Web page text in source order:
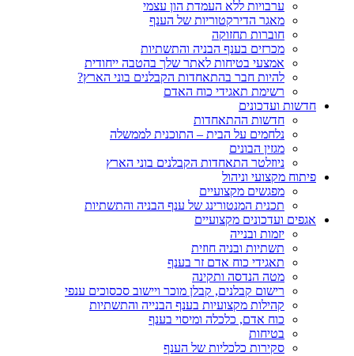
ערבויות ללא העמדת הון עצמי
מאגר הדירקטוריות של הענף
חוברות תחזוקה
מכרזים בענף הבניה והתשתיות
אמצעי בטיחות לאתר שלך בהטבה ייחודית
להיות חבר בהתאחדות הקבלנים בוני הארץ?
רשימת תאגידי כוח האדם
חדשות ועדכונים
חדשות ההתאחדות
נלחמים על הבית – התוכנית לממשלה
מגזין הבונים
ניוזלטר התאחדות הקבלנים בוני הארץ
פיתוח מקצועי וניהול
מפגשים מקצועיים
תכנית המנטורינג של ענף הבניה והתשתיות
אגפים ועדכונים מקצועיים
יזמות ובנייה
תשתיות ובניה חוזית
תאגידי כוח אדם זר בענף
מטה הנדסה ותקינה
רישום קבלנים, קבלן מוכר ויישוב סכסוכים ענפי
קהילות מקצועיות בענף הבנייה והתשתיות
כוח אדם, כלכלה ומיסוי בענף
בטיחות
סקירות כלכליות של הענף